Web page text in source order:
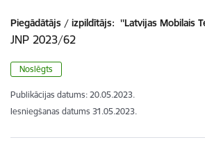
Piegādātājs / izpildītājs: ''Latvijas Mobilais
JNP 2023/62
Noslēgts
Publikācijas datums: 20.05.2023.
Iesniegšanas datums 31.05.2023.